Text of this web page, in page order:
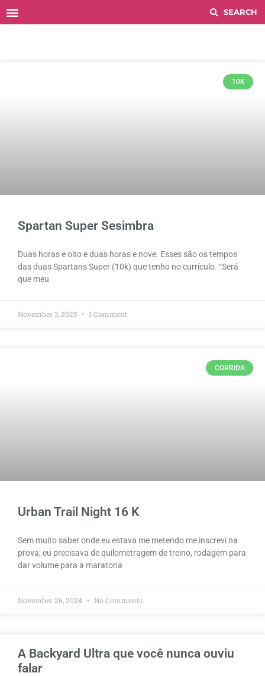
10K
Spartan Super Sesimbra
Duas horas e oito e duas horas e nove. Esses são os tempos
das duas Spartans Super (10k) que tenho no currículo. “Será
que meu
November 3, 2025 1 Comment
CORRIDA
Urban Trail Night 16 K
Sem muito saber onde eu estava me metendo me inscrevi na
prova; eu precisava de quilometragem de treino, rodagem para
dar volume para a maratona
November 26, 2024 No Comments
A Backyard Ultra que você nunca ouviu
falar